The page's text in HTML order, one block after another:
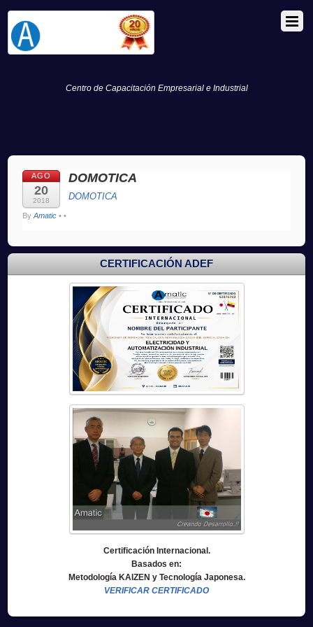
Centro de Capacitación Empresarial e Industrial
AGO
20
2018
DOMOTICA
DOMOTICA
ByAmatic • •
CERTIFICACIÓN ADEF
Certificación Internacional.
Basados en:
Metodología KAIZEN y Tecnología Japonesa.
VERIFICAR CERTIFICADO